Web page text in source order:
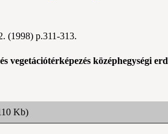
(1998) p.311-313.
vegetációtérképezés középhegységi
Kb)